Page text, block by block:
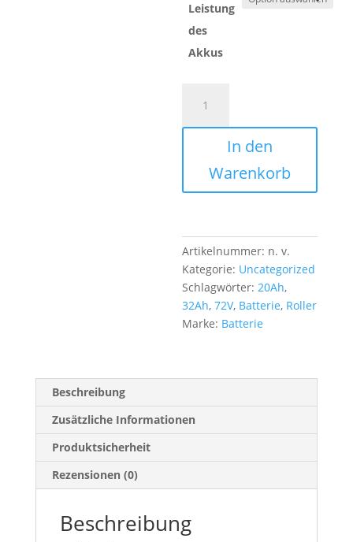
Leistung
des
Akkus
AKKu
Roller,
180mm,Neu,
Menge
In den
Warenkorb
Artikelnummer: n. v.
Kategorie: Uncategorized
Schlagwörter:20Ah,
32Ah,72V, Batterie, Roller
Marke: Batterie
Beschreibung
Zusätzliche Informationen
Produktsicherheit
Rezensionen (0)
Beschreibung